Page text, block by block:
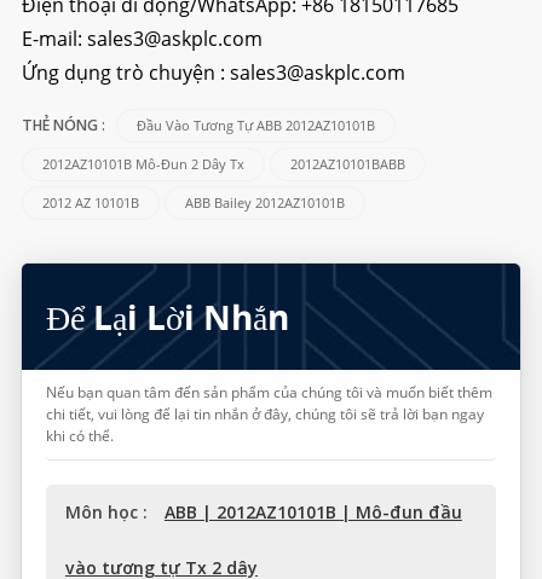
E-mail: sales3@askplc.com
Ứng dụng trò chuyện : sales3@askplc.com
THẺ NÓNG : Đầu Vào Tương Tự ABB 2012AZ10101B
2012AZ10101B Mô-Đun 2 Dây Tx 2012AZ10101BABB
2012 AZ 10101B ABB Bailey 2012AZ10101B
Để Lại Lời Nhắn
Nếu bạn quan tâm đến sản phẩm của chúng tôi và muốn biết thêm
chi tiết, vui lòng để lại tin nhắn ở đây, chúng tôi sẽ trả lời bạn ngay
khi có thể.
Môn học : ABB | 2012AZ10101B | Mô-đun đầu
vào tương tự Tx 2 dây